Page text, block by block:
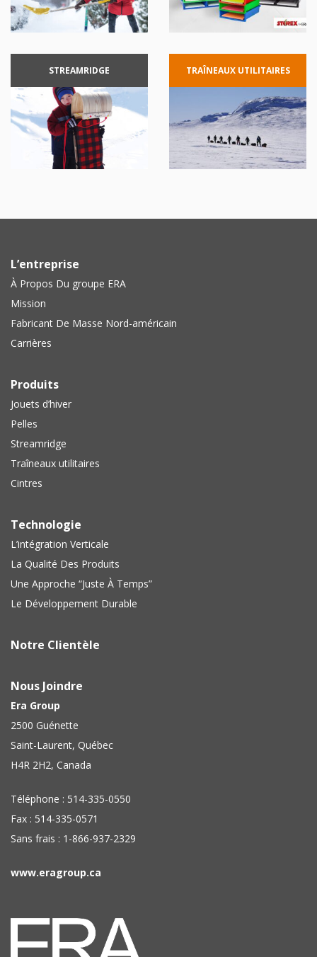
STREAMRIDGE TRAÎNEAUX UTILITAIRES
L’entreprise
À Propos Du groupe ERA
Mission
Fabricant De Masse Nord-américain
Carrières
Produits
Jouets d’hiver
Pelles
Streamridge
Traîneaux utilitaires
Cintres
Technologie
L’intégration Verticale
La Qualité Des Produits
Une Approche “Juste À Temps”
Le Développement Durable
Notre Clientèle
Nous Joindre
Era Group
2500 Guénette
Saint-Laurent, Québec
H4R 2H2, Canada
Téléphone : 514-335-0550
Fax : 514-335-0571
Sans frais : 1-866-937-2329
www.eragroup.ca